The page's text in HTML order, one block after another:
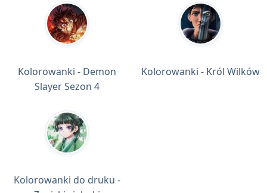
Kolorowanki - Demon
Slayer Sezon 4
Kolorowanki - Król Wilków
Kolorowanki do druku -